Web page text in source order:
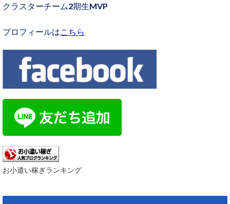
クラスターチーム2期生MVP
プロフィールはこちら
お小遣い稼ぎランキング